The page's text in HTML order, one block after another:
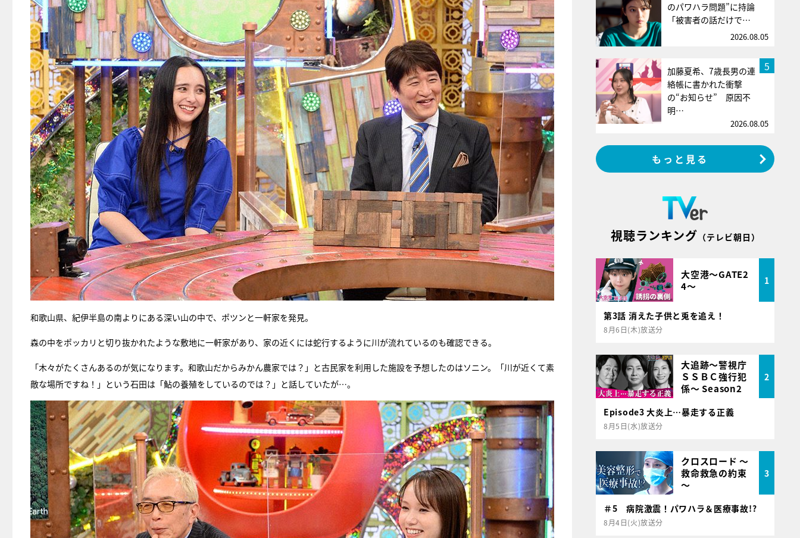
和歌山県、紀伊半島の南よりにある深い山の中で、ポツンと一軒家を発見。
森の中をポッカリと切り抜かれたような敷地に一軒家があり、家の近くには蛇行するように川が流れているのも確認できる。
「木々がたくさんあるのが気になります。和歌山だからみかん農家では？」と古民家を利用した施設を予想したのはソニン。「川が近くて素
敵な場所ですね！」という石田は「鮎の養殖をしているのでは？」と話していたが…。
のパワハラ問題”に持論
「被害者の話だけで…
2026.08.05
5
加藤夏希、7歳長男の連
絡帳に書かれた衝撃
の“お知らせ” 原因不
明…
2026.08.05
もっと見る
視聴ランキング （テレビ朝日）
大空港～GATE2
4～
1
第3話 消えた子供と兎を追え！
8月6日(木)放送分
大追跡～警視庁
ＳＳＢＣ強行犯
係～ Season2
2
Episode3 大炎上…暴走する正義
8月5日(水)放送分
クロスロード ～
救命救急の約束
～
3
＃5 病院激震！パワハラ＆医療事故!?
8月4日(火)放送分